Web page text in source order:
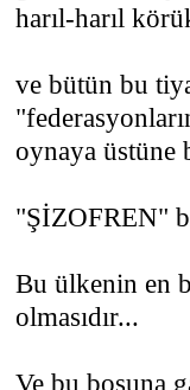
harıl-harıl
ve bütün bu
oynaya üstüne
"ŞİZOFREN"
Bu ülkenin en
olmasıdır...
Ve bu boşuna